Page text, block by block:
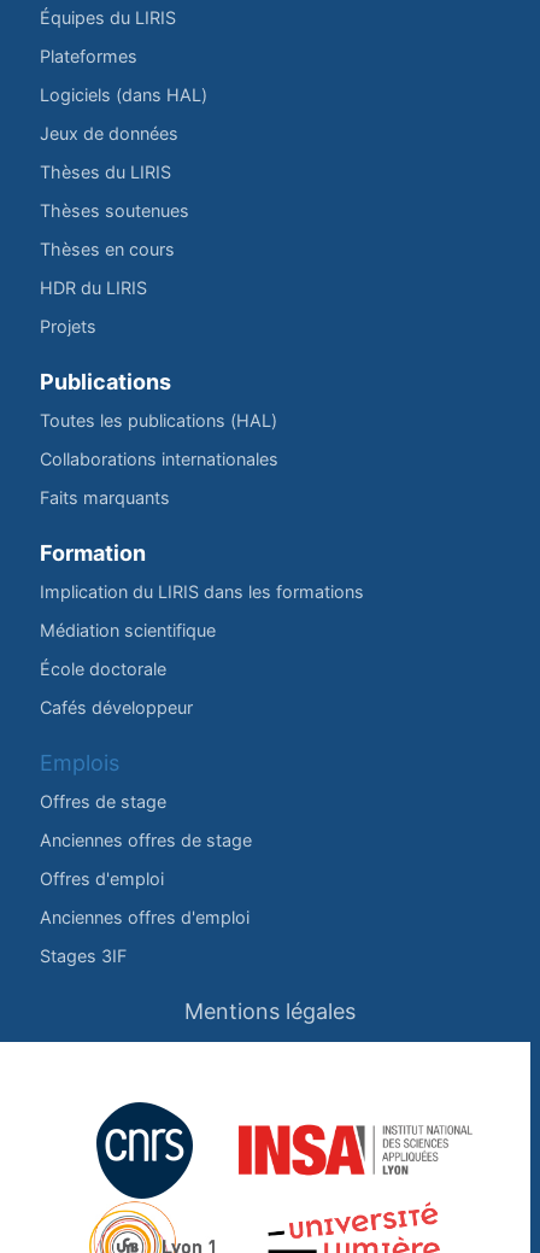
Équipes du LIRIS
Plateformes
Logiciels (dans HAL)
Jeux de données
Thèses du LIRIS
Thèses soutenues
Thèses en cours
HDR du LIRIS
Projets
Publications
Toutes les publications (HAL)
Collaborations internationales
Faits marquants
Formation
Implication du LIRIS dans les formations
Médiation scientifique
École doctorale
Cafés développeur
Emplois
Offres de stage
Anciennes offres de stage
Offres d'emploi
Anciennes offres d'emploi
Stages 3IF
Mentions légales